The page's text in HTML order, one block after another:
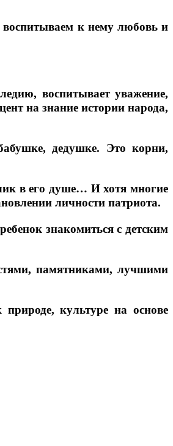
к нему любовь и
воспитывает уважение,
на знание истории народа,
дедушке. Это корни,
в его душе… И хотя многие
личности патриота.
знакомиться с детским
памятниками, лучшими
культуре на основе